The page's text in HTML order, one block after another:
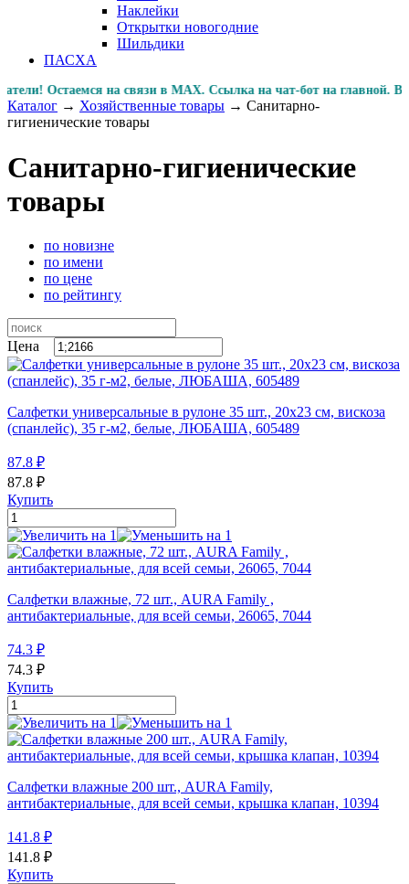
Наклейки
Открытки новогодние
Шильдики
ПАСХА
на связи в MAX. Ссылка на чат-бот на
Каталог → Хозяйственные товары → Санитарно-
гигиенические товары
Санитарно-гигиенические
товары
по новизне
по имени
по цене
по рейтингу
Цена
Салфетки универсальные в рулоне 35 шт., 20х23 см, вискоза
(спанлейс), 35 г-м2, белые, ЛЮБАША, 605489
87.8 ₽
87.8 ₽
Купить
Салфетки влажные, 72 шт., AURA Family ,
антибактериальные, для всей семьи, 26065, 7044
74.3 ₽
74.3 ₽
Купить
Салфетки влажные 200 шт., AURA Family,
антибактериальные, для всей семьи, крышка клапан, 10394
141.8 ₽
141.8 ₽
Купить